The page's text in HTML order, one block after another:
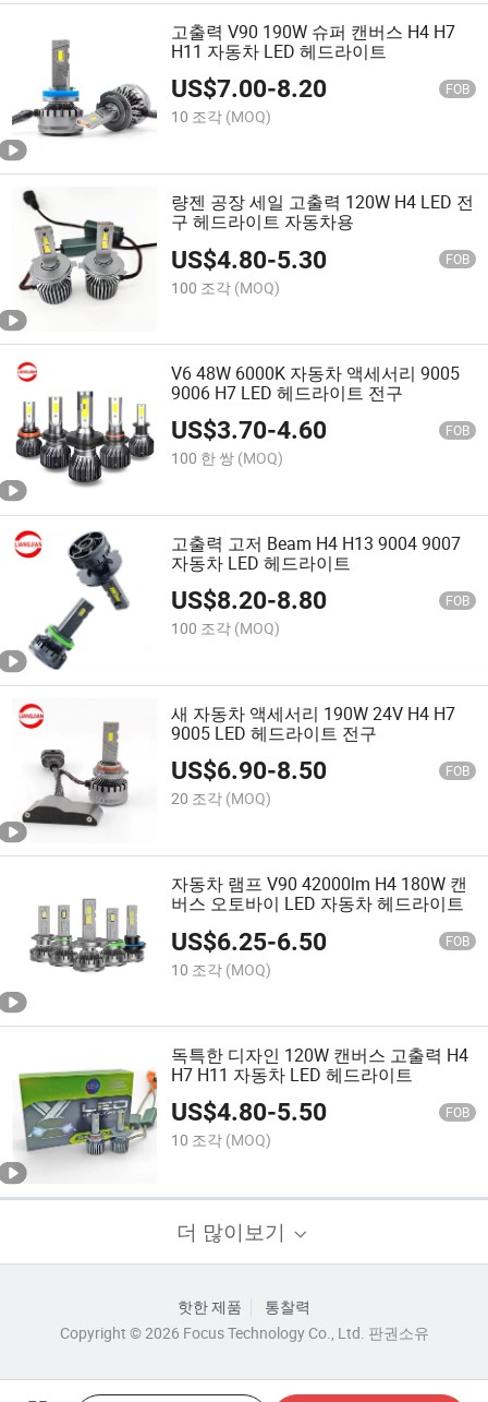
고출력 V90 190W 슈퍼 캔버스 H4 H7
H11 자동차 LED 헤드라이트
US$7.00-8.20 FOB
10 조각 (MOQ)
량젠 공장 세일 고출력 120W H4 LED 전
구 헤드라이트 자동차용
US$4.80-5.30 FOB
100 조각 (MOQ)
V6 48W 6000K 자동차 액세서리 9005
9006 H7 LED 헤드라이트 전구
US$3.70-4.60 FOB
100 한 쌍 (MOQ)
고출력 고저 Beam H4 H13 9004 9007
자동차 LED 헤드라이트
US$8.20-8.80 FOB
100 조각 (MOQ)
새 자동차 액세서리 190W 24V H4 H7
9005 LED 헤드라이트 전구
US$6.90-8.50 FOB
20 조각 (MOQ)
자동차 램프 V90 42000lm H4 180W 캔
버스 오토바이 LED 자동차 헤드라이트
US$6.25-6.50 FOB
10 조각 (MOQ)
독특한 디자인 120W 캔버스 고출력 H4
H7 H11 자동차 LED 헤드라이트
US$4.80-5.50 FOB
10 조각 (MOQ)
더 많이보기
핫한 제품
통찰력
Copyright © 2026 Focus Technology Co., Ltd. 판권소유